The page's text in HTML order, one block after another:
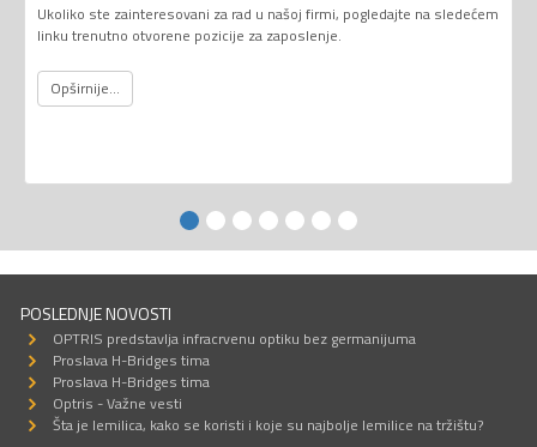
Ukoliko ste zainteresovani za rad u našoj firmi, pogledajte na sledećem
linku trenutno otvorene pozicije za zaposlenje.
Opširnije...
POSLEDNJE NOVOSTI
OPTRIS predstavlja infracrvenu optiku bez germanijuma
Proslava H-Bridges tima
Proslava H-Bridges tima
Optris - Važne vesti
Šta je lemilica, kako se koristi i koje su najbolje lemilice na tržištu?